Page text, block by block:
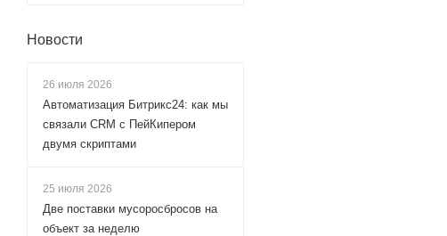
Новости
26 июля 2026
Автоматизация Битрикс24: как мы
связали CRM с ПейКипером
двумя скриптами
25 июля 2026
Две поставки мусоросбросов на
объект за неделю